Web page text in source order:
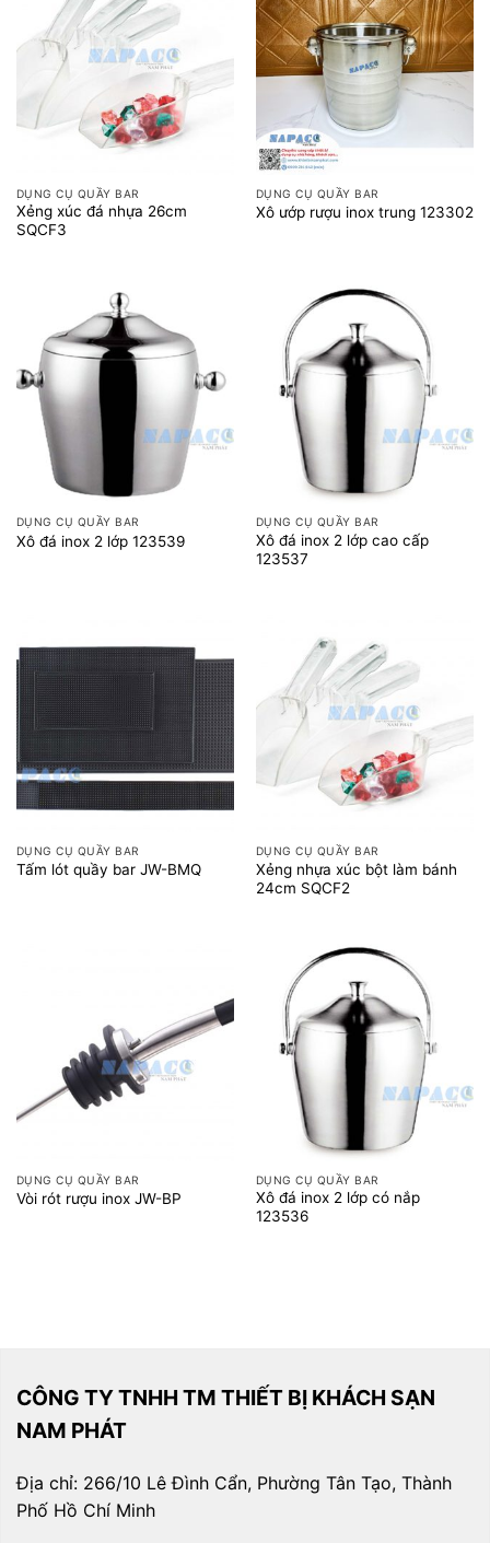
DỤNG CỤ QUẦY BAR
Xẻng xúc đá nhựa 26cm
SQCF3
DỤNG CỤ QUẦY BAR
Xô ướp rượu inox trung 123302
DỤNG CỤ QUẦY BAR
Xô đá inox 2 lớp 123539
DỤNG CỤ QUẦY BAR
Xô đá inox 2 lớp cao cấp
123537
DỤNG CỤ QUẦY BAR
Tấm lót quầy bar JW-BMQ
DỤNG CỤ QUẦY BAR
Xẻng nhựa xúc bột làm bánh
24cm SQCF2
DỤNG CỤ QUẦY BAR
Vòi rót rượu inox JW-BP
DỤNG CỤ QUẦY BAR
Xô đá inox 2 lớp có nắp
123536
CÔNG TY TNHH TM THIẾT BỊ KHÁCH SẠN
NAM PHÁT
Địa chỉ: 266/10 Lê Đình Cẩn, Phường Tân Tạo, Thành
Phố Hồ Chí Minh